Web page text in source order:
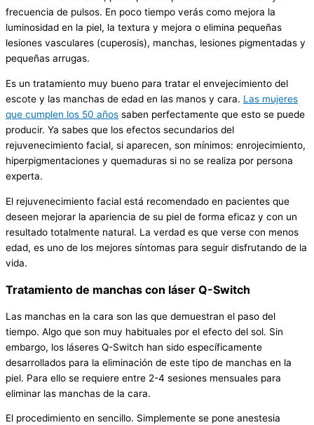
frecuencia de pulsos. En poco tiempo verás como mejora la
luminosidad en la piel, la textura y mejora o elimina pequeñas
lesiones vasculares (cuperosis), manchas, lesiones pigmentadas y
pequeñas arrugas.
Es un tratamiento muy bueno para tratar el envejecimiento del
escote y las manchas de edad en las manos y cara. Las mujeres
que cumplen los 50 años saben perfectamente que esto se puede
producir. Ya sabes que los efectos secundarios del
rejuvenecimiento facial, si aparecen, son mínimos: enrojecimiento,
hiperpigmentaciones y quemaduras si no se realiza por persona
experta.
El rejuvenecimiento facial está recomendado en pacientes que
deseen mejorar la apariencia de su piel de forma eficaz y con un
resultado totalmente natural. La verdad es que verse con menos
edad, es uno de los mejores síntomas para seguir disfrutando de la
vida.
Tratamiento de manchas con láser Q-Switch
Las manchas en la cara son las que demuestran el paso del
tiempo. Algo que son muy habituales por el efecto del sol. Sin
embargo, los láseres Q-Switch han sido específicamente
desarrollados para la eliminación de este tipo de manchas en la
piel. Para ello se requiere entre 2-4 sesiones mensuales para
eliminar las manchas de la cara.
El procedimiento en sencillo. Simplemente se pone anestesia